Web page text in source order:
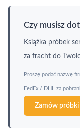
Czy musisz
Książka próbek
za fracht do
Proszę podać nazwę
FedEx / DHL za
Zamów próbki